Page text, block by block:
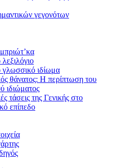
γεγονότων
γλωσσικό ιδίωμα
θάνατος: Η περίπτωση του
ιδιώματος
τάσεις της Γενικής στο
επίπεδο